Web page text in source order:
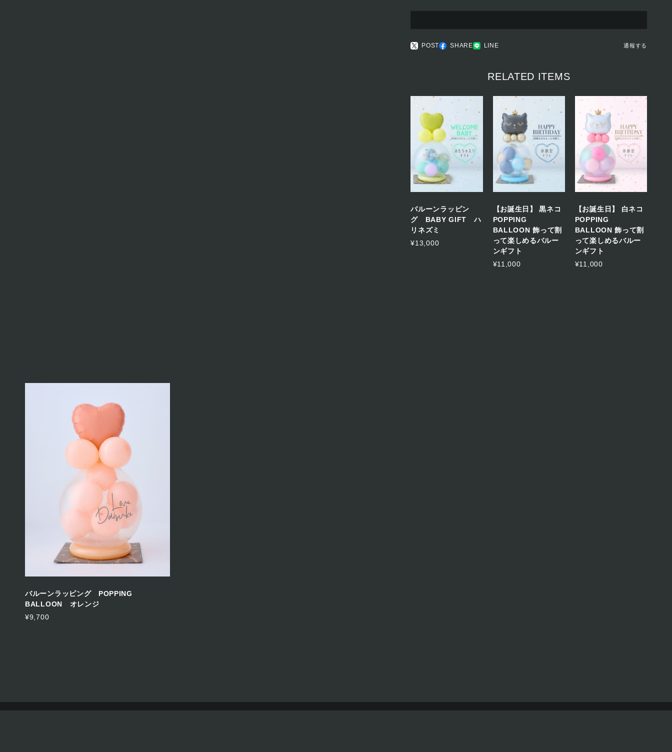
POST SHARE LINE 通報する
RELATED ITEMS
バルーンラッピン
グ BABY GIFT ハ
リネズミ
¥13,000
【お誕生日】 黒ネコ
POPPING
BALLOON 飾って割
って楽しめるバルー
ンギフト
¥11,000
【お誕生日】 白ネコ
POPPING
BALLOON 飾って割
って楽しめるバルー
ンギフト
¥11,000
バルーンラッピング POPPING
BALLOON オレンジ
¥9,700